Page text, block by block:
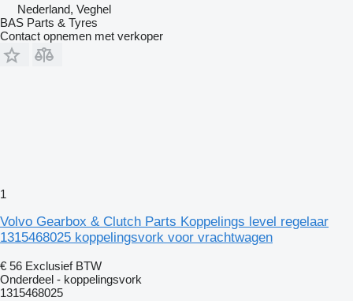
Nederland, Veghel
BAS Parts & Tyres
Contact opnemen met verkoper
1
Volvo Gearbox & Clutch Parts Koppelings level regelaar
1315468025 koppelingsvork voor vrachtwagen
€ 56 Exclusief BTW
Onderdeel - koppelingsvork
1315468025